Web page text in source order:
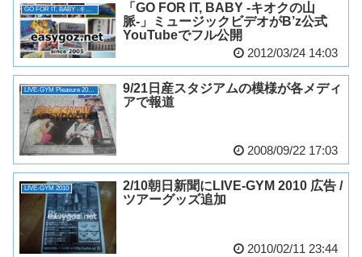
GO FOR IT, BABY -キオクの山脈-
「GO FOR IT, BABY -キオクの山
脈-」ミュージックビデオがB’z公式
YouTubeでフル公開
2012/03/24 14:03
LIVE-GYM Pleasure 2008 -GLORY DAYS-
9/21日産スタジアムの模様が各メディ
アで報道
2008/09/22 17:03
LIVE-GYM 2010
2/10朝日新聞にLIVE-GYM 2010 広告 /
ツアーグッズ追加
2010/02/11 23:44